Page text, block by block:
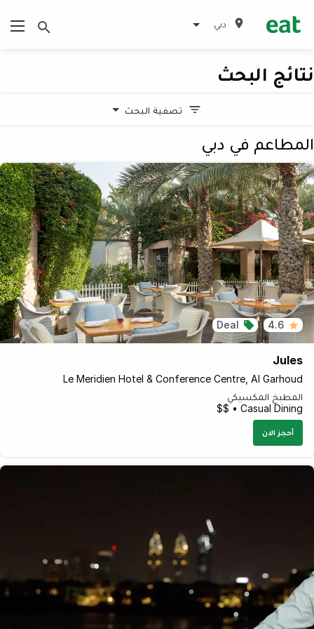
دبي
نتائج البحث
تصفية البحث
المطاعم في دبي
4.6
Deal
Jules
Le Meridien Hotel & Conference Centre, Al Garhoud
المطبخ المكسيكي
Casual Dining • $$
أحجز الان